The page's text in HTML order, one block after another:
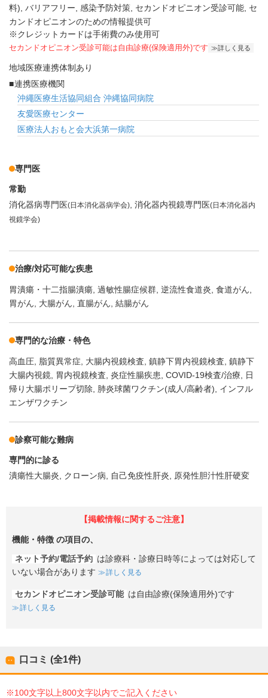
料) バリアフリー 感染予防対策 セカンドオピニオン受診可能 セ
カンドオピニオンのための情報提供可
※クレジットカードは手術費のみ使用可
セカンドオピニオン受診可能は自由診療(保険適用外)です 詳しく見る
地域医療連携体制あり
連携医療機関
沖繩医療生活協同組合 沖縄協同病院
友愛医療センター
医療法人おもと会大浜第一病院
専門医
常勤
消化器病専門医(日本消化器病学会) 消化器内視鏡専門医(日本消化器内
視鏡学会)
治療/対応可能な疾患
胃潰瘍・十二指腸潰瘍 過敏性腸症候群 逆流性食道炎 食道がん
胃がん
大腸がん 直腸がん 結腸がん
専門的な治療・特色
高血圧 脂質異常症 大腸内視鏡検査 鎮静下胃内視鏡検査 鎮静下
大腸内視鏡
胃内視鏡検査 炎症性腸疾患 COVID-19検査/治療
日
帰り大腸ポリープ切除
肺炎球菌ワクチン(成人/高齢者)
インフル
エンザワクチン
診察可能な難病
専門的に診る
潰瘍性大腸炎
クローン病 自己免疫性肝炎 原発性胆汁性肝硬変
【掲載情報に関するご注意】
機能・特徴 の項目の、
ネット予約/電話予約 は診療科・診療日時等によっては対応して
いない場合があります
詳しく見る
セカンドオピニオン受診可能 は自由診療(保険適用外)です
詳しく見る
口コミ (全1件)
※100文字以上800文字以内でご記入ください